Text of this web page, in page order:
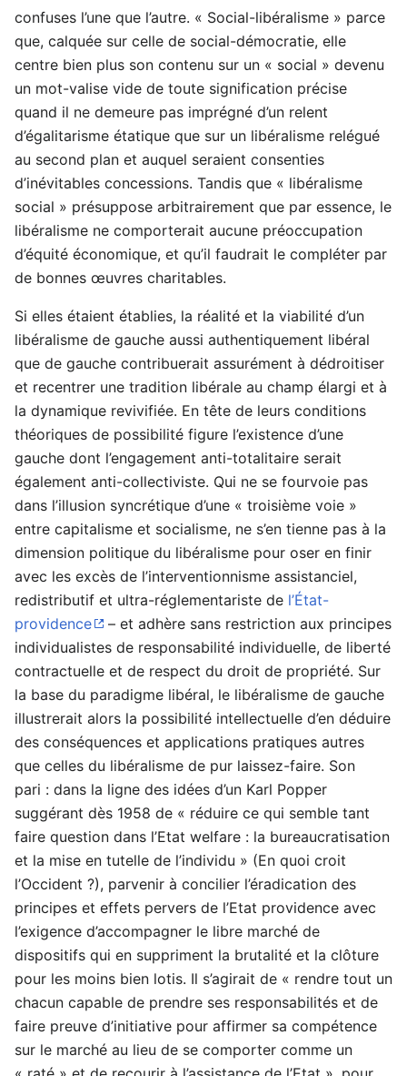
confuses l’une que l’autre. « Social-libéralisme » parce
que, calquée sur celle de social-démocratie, elle
centre bien plus son contenu sur un « social » devenu
un mot-valise vide de toute signification précise
quand il ne demeure pas imprégné d’un relent
d’égalitarisme étatique que sur un libéralisme relégué
au second plan et auquel seraient consenties
d’inévitables concessions. Tandis que « libéralisme
social » présuppose arbitrairement que par essence, le
libéralisme ne comporterait aucune préoccupation
d’équité économique, et qu’il faudrait le compléter par
de bonnes œuvres charitables.
Si elles étaient établies, la réalité et la viabilité d’un
libéralisme de gauche aussi authentiquement libéral
que de gauche contribuerait assurément à dédroitiser
et recentrer une tradition libérale au champ élargi et à
la dynamique revivifiée. En tête de leurs conditions
théoriques de possibilité figure l’existence d’une
gauche dont l’engagement anti-totalitaire serait
également anti-collectiviste. Qui ne se fourvoie pas
dans l’illusion syncrétique d’une « troisième voie »
entre capitalisme et socialisme, ne s’en tienne pas à la
dimension politique du libéralisme pour oser en finir
avec les excès de l’interventionnisme assistanciel,
redistributif et ultra-réglementariste de l’État-
providence
– et adhère sans restriction aux principes
individualistes de responsabilité individuelle, de liberté
contractuelle et de respect du droit de propriété. Sur
la base du paradigme libéral, le libéralisme de gauche
illustrerait alors la possibilité intellectuelle d’en déduire
des conséquences et applications pratiques autres
que celles du libéralisme de pur laissez-faire. Son
pari : dans la ligne des idées d’un Karl Popper
suggérant dès 1958 de « réduire ce qui semble tant
faire question dans l’Etat welfare : la bureaucratisation
et la mise en tutelle de l’individu » (En quoi croit
l’Occident ?), parvenir à concilier l’éradication des
principes et effets pervers de l’Etat providence avec
l’exigence d’accompagner le libre marché de
dispositifs qui en suppriment la brutalité et la clôture
pour les moins bien lotis. Il s’agirait de « rendre tout un
chacun capable de prendre ses responsabilités et de
faire preuve d’initiative pour affirmer sa compétence
sur le marché au lieu de se comporter comme un